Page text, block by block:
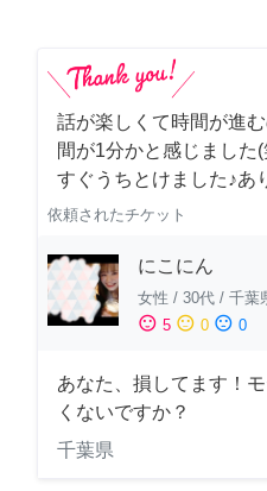
話が楽しくて時間が進
間が1分かと感じました
すぐうちとけました♪
依頼されたチケット
にこにん
女性 / 30代 / 千葉
sentiment_satisfied 5 sentiment_neutral 0 sentiment_dissatisfied 0
あなた、損してます！
くないですか？
千葉県